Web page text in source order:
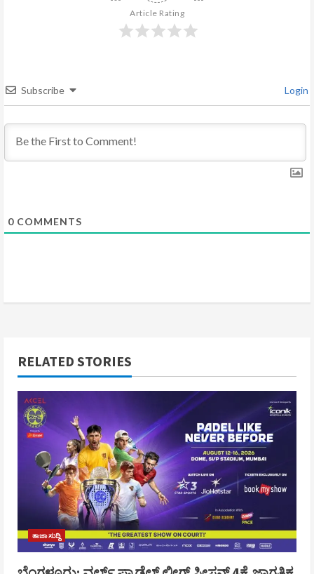
d
i
n
Article Rating
Subscribe Login
0 COMMENTS
RELATED STORIES
ತಾಜಾ ಸುದ್ದಿ